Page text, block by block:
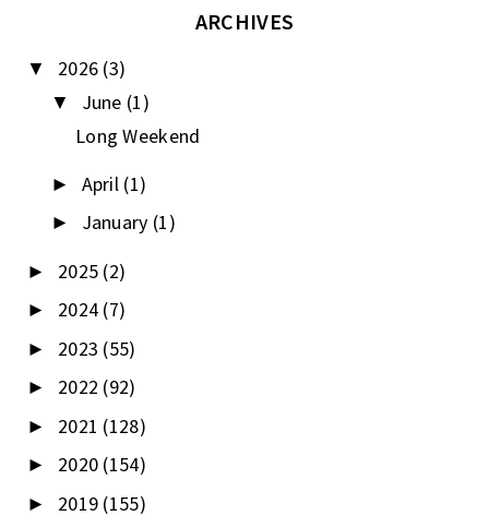
ARCHIVES
▼ 2026 (3)
▼ June (1)
Long Weekend
► April (1)
► January (1)
► 2025 (2)
► 2024 (7)
► 2023 (55)
► 2022 (92)
► 2021 (128)
► 2020 (154)
► 2019 (155)